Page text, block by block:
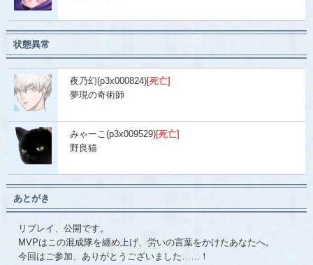
状態異常
夜乃幻(p3x000824)[死亡]
夢現の奇術師
みゃーこ(p3x009529)[死亡]
野良猫
あとがき
リプレイ、公開です。
MVPはこの混成隊を纏め上げ、労いの言葉をかけたあなたへ。
今回はご参加、ありがとうございました……！